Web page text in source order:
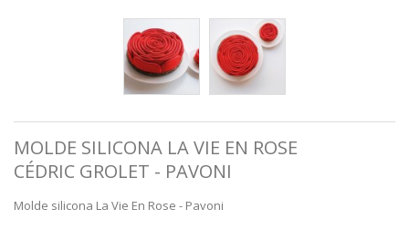
MOLDE SILICONA LA VIE EN ROSE
CÉDRIC GROLET - PAVONI
Molde silicona La Vie En Rose - Pavoni